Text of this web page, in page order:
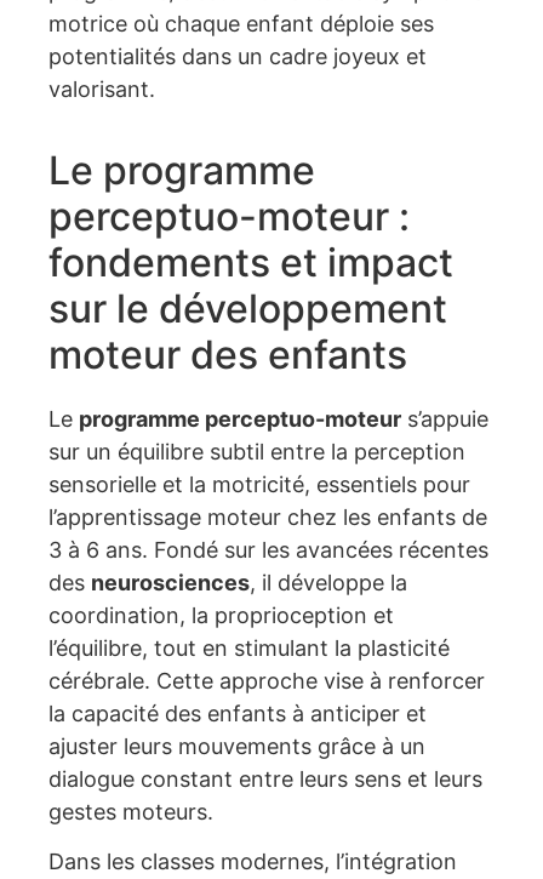
motrice où chaque enfant déploie ses
potentialités dans un cadre joyeux et
valorisant.
Le programme
perceptuo-moteur :
fondements et impact
sur le développement
moteur des enfants
Le programme perceptuo-moteur s’appuie
sur un équilibre subtil entre la perception
sensorielle et la motricité, essentiels pour
l’apprentissage moteur chez les enfants de
3 à 6 ans. Fondé sur les avancées récentes
des neurosciences, il développe la
coordination, la proprioception et
l’équilibre, tout en stimulant la plasticité
cérébrale. Cette approche vise à renforcer
la capacité des enfants à anticiper et
ajuster leurs mouvements grâce à un
dialogue constant entre leurs sens et leurs
gestes moteurs.
Dans les classes modernes, l’intégration